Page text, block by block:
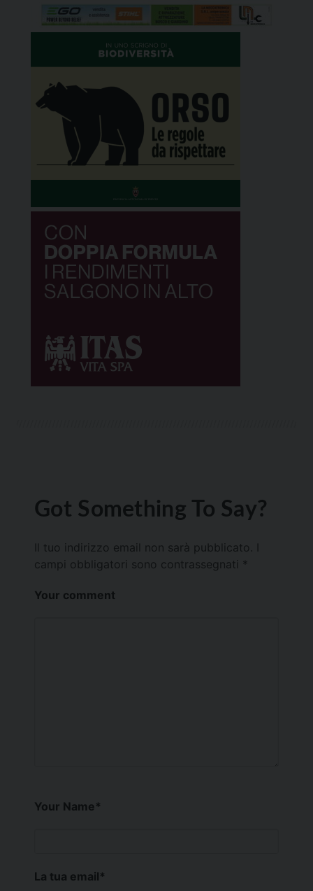
Got Something To Say?
Il tuo indirizzo email non sarà pubblicato.
campi obbligatori sono contrassegnati *
Your comment
Your Name*
La tua email*